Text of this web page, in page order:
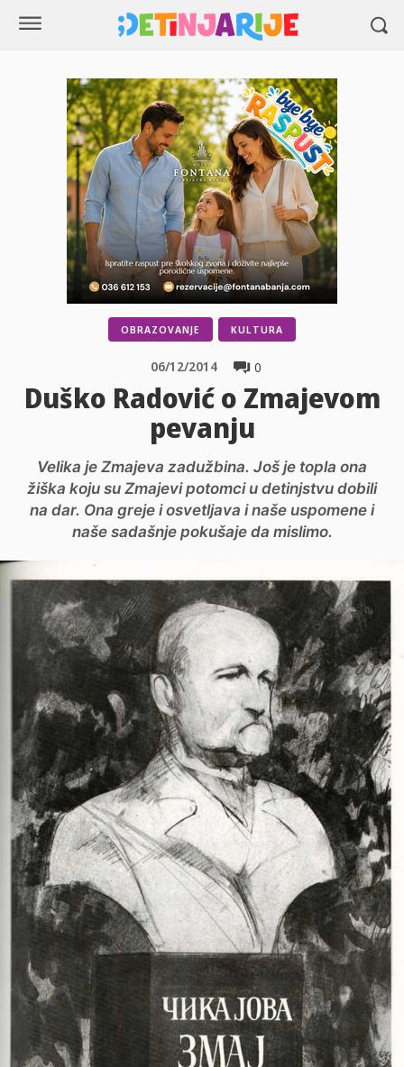
OBRAZOVANJE KULTURA
0
06/12/2014
Duško Radović o Zmajevom
pevanju
Velika je Zmajeva zadužbina. Još je topla ona
žiška koju su Zmajevi potomci u detinjstvu dobili
na dar. Ona greje i osvetljava i naše uspomene i
naše sadašnje pokušaje da mislimo.